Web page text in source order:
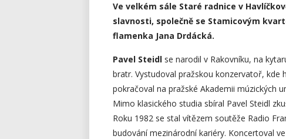
Ve velkém sále Staré radnice v
slavnosti, společně se Stamicovým
flamenka Jana Drdácká.
Pavel Steidl se narodil v Rakovníku, na
bratr. Vystudoval pražskou konzervatoř, kde
pokračoval na pražské Akademii múzických
Mimo klasického studia sbíral Pavel Steidl
Roku 1982 se stal vítězem soutěže Radio
budování mezinárodní kariéry. Koncertoval